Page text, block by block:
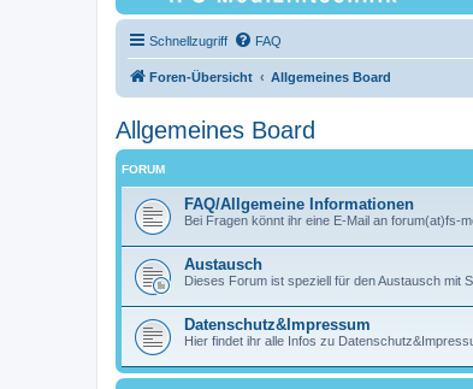
Schnellzugriff FAQ
Foren-Übersicht Allgemeines Board
Allgemeines Board
FORUM
FAQ/Allgemeine Informationen
Bei Fragen könnt ihr eine E-Mail an forum(at)fs-
Austausch
Dieses Forum ist speziell für den Austausch mit
Datenschutz&Impressum
Hier findet ihr alle Infos zu